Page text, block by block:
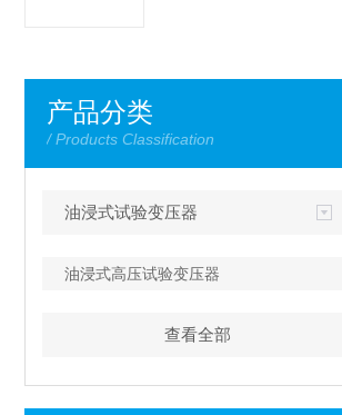
产品分类
/ Products Classification
油浸式试验变压器
油浸式高压试验变压器
查看全部